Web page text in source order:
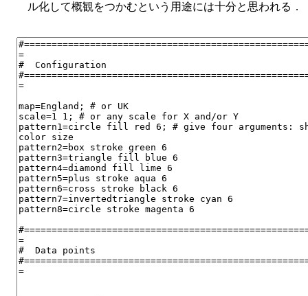
ル化して概観をつかむという用途には十分と思われる．